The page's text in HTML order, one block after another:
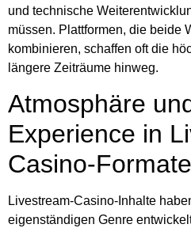
und technische
müssen. Plattformen, die beide
kombinieren, schaffen oft die
längere Zeiträume hinweg.
Atmosphäre
Experience in
Casino-
Livestream-Casino-Inhalte
eigenständigen Genre